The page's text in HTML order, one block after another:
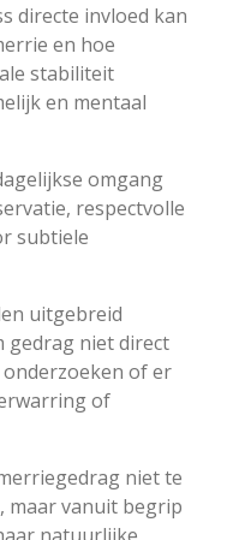
directe invloed kan
en hoe
stabiliteit
en mentaal
omgang
respectvolle
subtiele
uitgebreid
gedrag niet direct
of er
of
niet te
maar vanuit begrip
natuurlijke